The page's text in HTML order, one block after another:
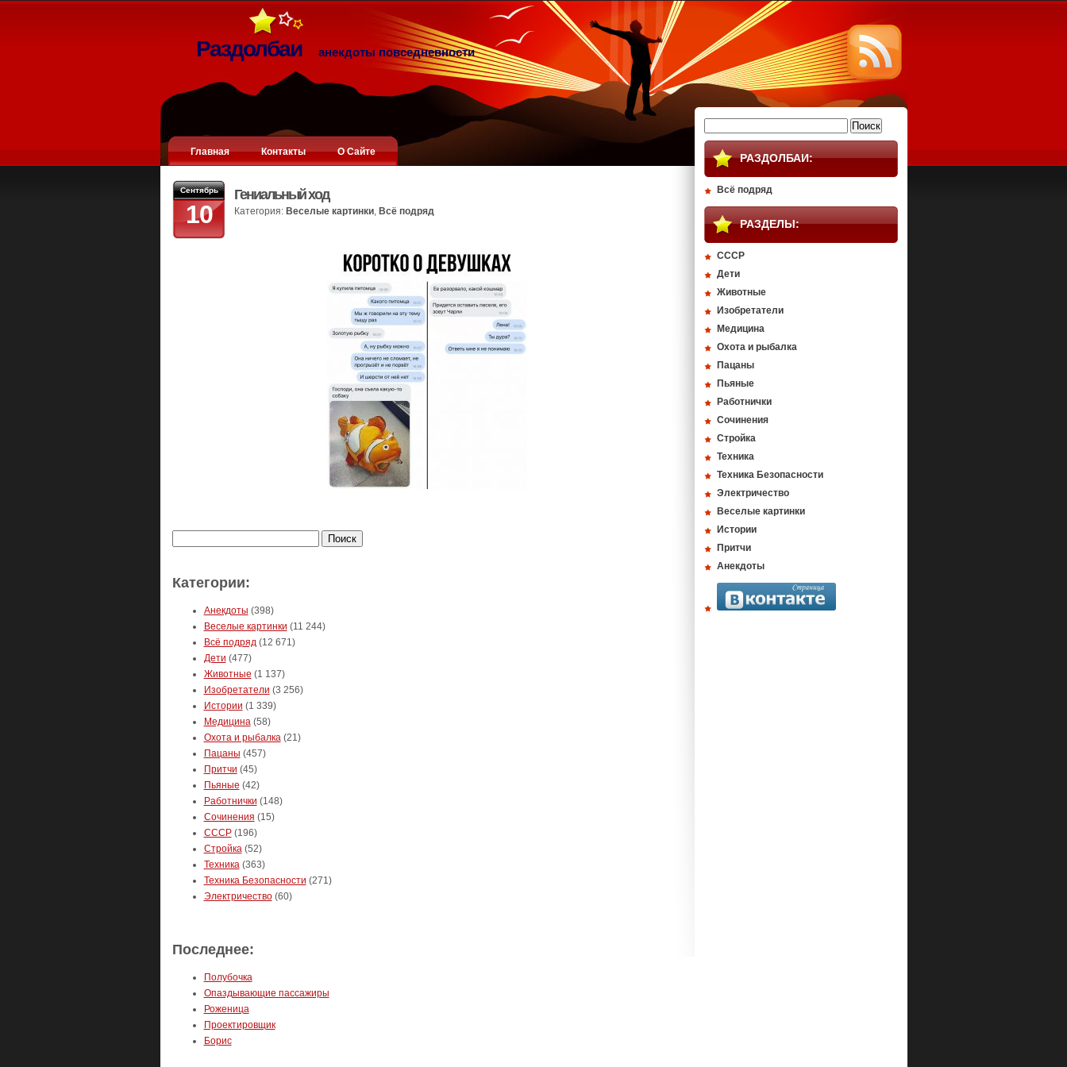
Раздолбаи анекдоты повседневности
Главная Контакты О Сайте
Сентябрь
10
Гениальный ход
Категория: Веселые картинки, Всё подряд
Категории:
Анекдоты (398)
Веселые картинки (11 244)
Всё подряд(12 671)
Дети (477)
Животные (1 137)
Изобретатели (3 256)
Истории (1 339)
Медицина(58)
Охота и рыбалка(21)
Пацаны (457)
Притчи (45)
Пьяные (42)
Работнички (148)
Сочинения (15)
СССР(196)
Стройка(52)
Техника(363)
Техника Безопасности (271)
Электричество(60)
Последнее:
Полубочка
Опаздывающие пассажиры
Роженица
Проектировщик
Борис
РАЗДОЛБАИ:
Всё подряд
РАЗДЕЛЫ:
СССР
Дети
Животные
Изобретатели
Медицина
Охота и рыбалка
Пацаны
Пьяные
Работнички
Сочинения
Стройка
Техника
Техника Безопасности
Электричество
Веселые картинки
Истории
Притчи
Анекдоты